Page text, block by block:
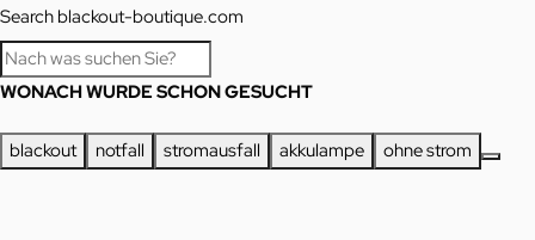
Search blackout-boutique.com
WONACH WURDE SCHON GESUCHT
blackout notfall stromausfall akkulampe ohne strom